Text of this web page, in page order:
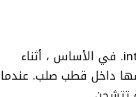
تعمل بطارية الليثيوم أيون النموذجية عبر آلية كيميائية تسمى intercalation. في الأساس ، أثناء
داخل قطب صلب. عندما